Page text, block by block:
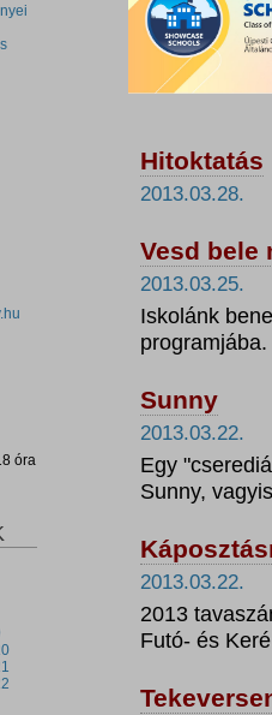
óra
Hitoktatás
2013.03.28.
Vesd bele
2013.03.25.
Iskolánk
programjába.
Sunny
2013.03.22.
Egy
Sunny,
2013.03.22.
2013
Futó- és